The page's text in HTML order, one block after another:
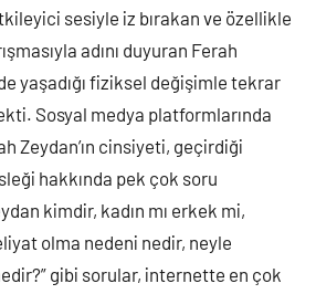
sorgulama,
bilet
sorgulama,
vergi
borcu
sorgulama
gibi
birçok
konuda
bilgiyi
sesiyle iz bırakan ve özellikle
adını duyuran Ferah
yaşadığı fiziksel değişimle tekrar
Sosyal medya platformlarında
Zeydan’ın cinsiyeti, geçirdiği
hakkında pek çok soru
kimdir, kadın mı erkek mi,
olma nedeni nedir, neyle
gibi sorular, internette en çok